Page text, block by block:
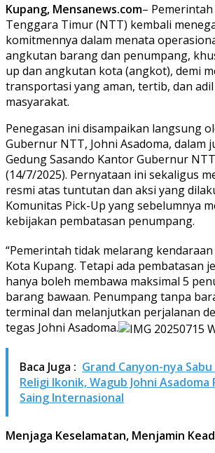
Kupang, Mensanews.com–
Tenggara Timur (NTT) kembali
komitmennya dalam menata
angkutan barang dan penumpang,
up dan angkutan kota (angkot), demi
transportasi yang aman, tertib, dan
masyarakat.
Penegasan ini disampaikan langsung
Gubernur NTT, Johni Asadoma, dalam
Gedung Sasando Kantor Gubernur
(14/7/2025). Pernyataan ini sekaligus
resmi atas tuntutan dan aksi yang
Komunitas Pick-Up yang sebelumnya
kebijakan pembatasan penumpang.
“Pemerintah tidak melarang
Kota Kupang. Tetapi ada pembatasan
hanya boleh membawa maksimal 5
barang bawaan. Penumpang tanpa
terminal dan melanjutkan perjalanan
tegas Johni Asadoma.
Baca Juga : Grand Canyon-nya
Religi Ikonik, Wagub Johni Asadoma
Saing Internasional
Menjaga Keselamatan, Menjamin